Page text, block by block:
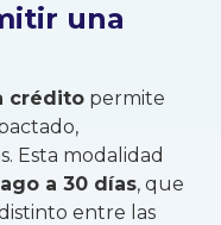
una
crédito permite
Esta modalidad
a 30 días, que
entre las